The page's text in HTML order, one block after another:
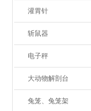
灌胃针
斩鼠器
电子秤
大动物解剖台
兔笼、兔笼架